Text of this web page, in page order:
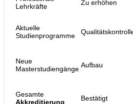
Lehrkräfte
Zu erhöhen
Aktuelle
Studienprogramme
Neue
Masterstudiengänge Aufbau
Gesamte
Akkreditierung
Bestätigt